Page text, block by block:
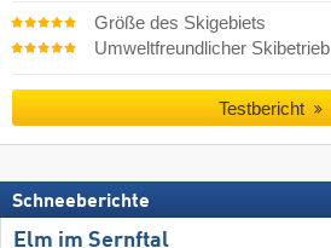
Größe des Skigebiets
Umweltfreundlicher Skibetrieb
Testbericht
Schneeberichte
Elm im Sernftal